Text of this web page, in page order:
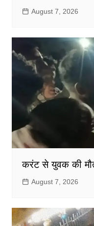
August 7, 2026
करंट से युवक की
August 7, 2026